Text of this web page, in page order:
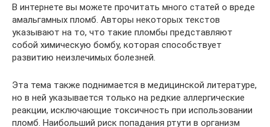
В интернете вы можете прочитать много статей о вреде
амальгамных пломб. Авторы некоторых текстов
указывают на то, что такие пломбы представляют
собой химическую бомбу, которая способствует
развитию неизлечимых болезней.
Эта тема также поднимается в медицинской литературе,
но в ней указывается только на редкие аллергические
реакции, исключающие токсичность при использовании
пломб. Наибольший риск попадания ртути в организм